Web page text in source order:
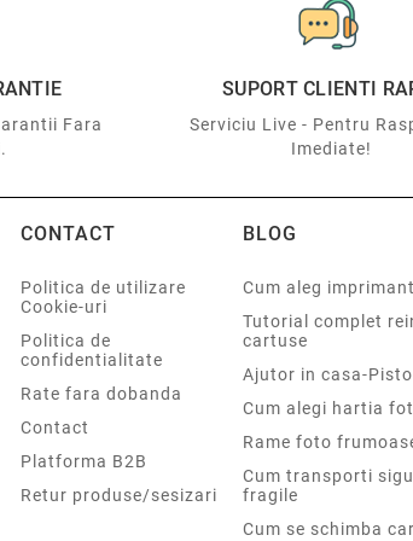
Fara
SUPORT CLIENTI
Serviciu Live - Pentru
Imediate!
CONTACT
Politica de utilizare
Cookie-uri
Politica de
confidentialitate
Rate fara dobanda
Contact
Platforma B2B
Retur produse/sesizari
BLOG
Cum aleg
Tutorial complet
cartuse
Ajutor in casa-
Cum alegi hartia
Rame foto
Cum transporti
fragile
Cum se schimba